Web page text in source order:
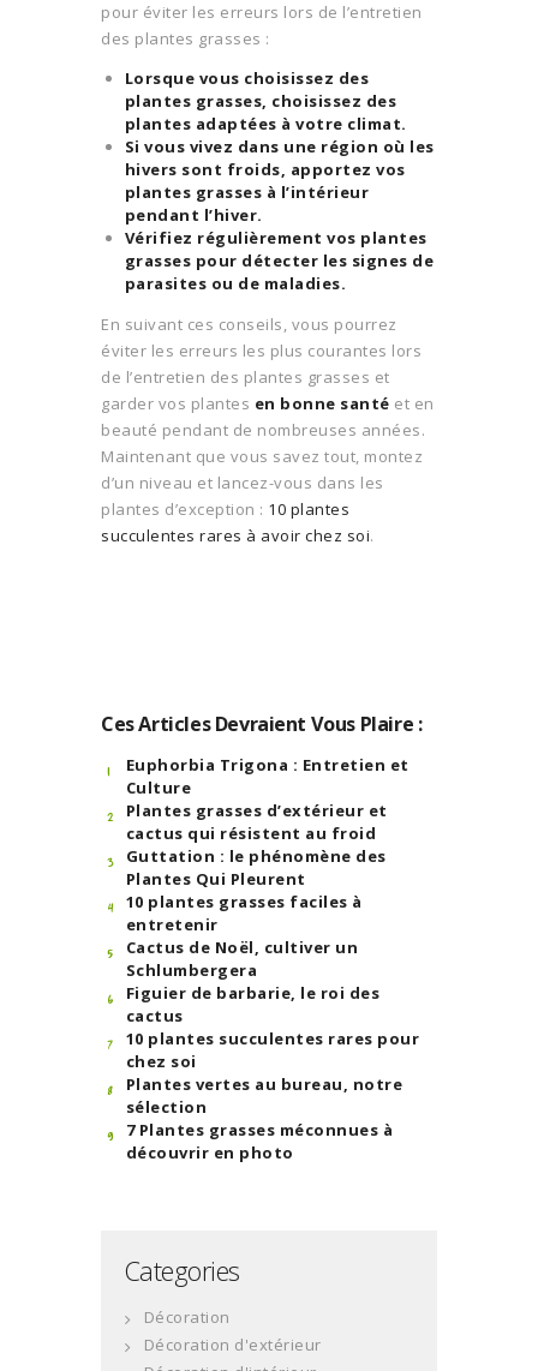
pour éviter les erreurs lors de l’entretien
des plantes grasses :
Lorsque vous choisissez des
plantes grasses, choisissez des
plantes adaptées à votre climat.
Si vous vivez dans une région où les
hivers sont froids, apportez vos
plantes grasses à l’intérieur
pendant l’hiver.
Vérifiez régulièrement vos plantes
grasses pour détecter les signes de
parasites ou de maladies.
En suivant ces conseils, vous pourrez
éviter les erreurs les plus courantes lors
de l’entretien des plantes grasses et
garder vos plantes en bonne santé et en
beauté pendant de nombreuses années.
Maintenant que vous savez tout, montez
d’un niveau et lancez-vous dans les
plantes d’exception : 10 plantes
succulentes rares à avoir chez soi.
Ces Articles Devraient Vous Plaire :
Euphorbia Trigona : Entretien et
Culture
Plantes grasses d’extérieur et
cactus qui résistent au froid
Guttation : le phénomène des
Plantes Qui Pleurent
10 plantes grasses faciles à
entretenir
Cactus de Noël, cultiver un
Schlumbergera
Figuier de barbarie, le roi des
cactus
10 plantes succulentes rares pour
chez soi
Plantes vertes au bureau, notre
sélection
7 Plantes grasses méconnues à
découvrir en photo
Categories
Décoration
Décoration d'extérieur